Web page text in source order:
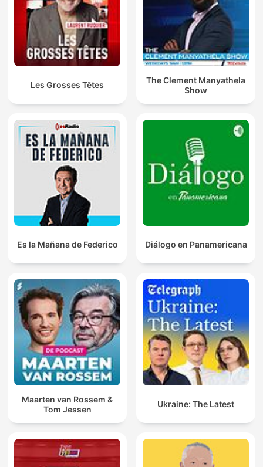
Les Grosses Têtes
The Clement Manyathela
Show
Es la Mañana de Federico Diálogo en Panamericana
Maarten van Rossem &
Tom Jessen
Ukraine: The Latest